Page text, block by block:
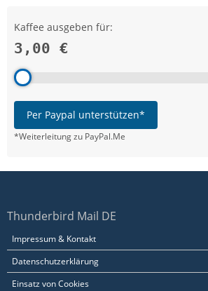
Kaffee ausgeben für:
3,00 €
Per Paypal unterstützen*
*Weiterleitung zu PayPal.Me
Thunderbird Mail DE
Impressum & Kontakt
Datenschutzerklärung
Einsatz von Cookies